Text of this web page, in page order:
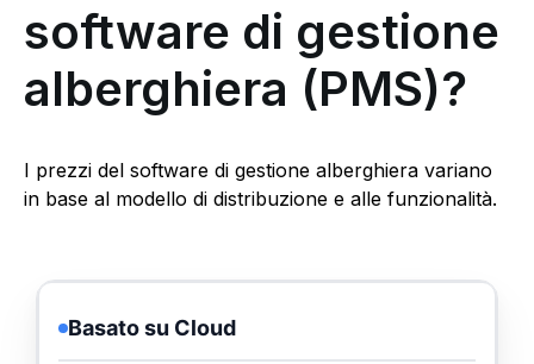
software di gestione
alberghiera (PMS)?
I prezzi del software di gestione alberghiera variano
in base al modello di distribuzione e alle funzionalità.
Basato su Cloud